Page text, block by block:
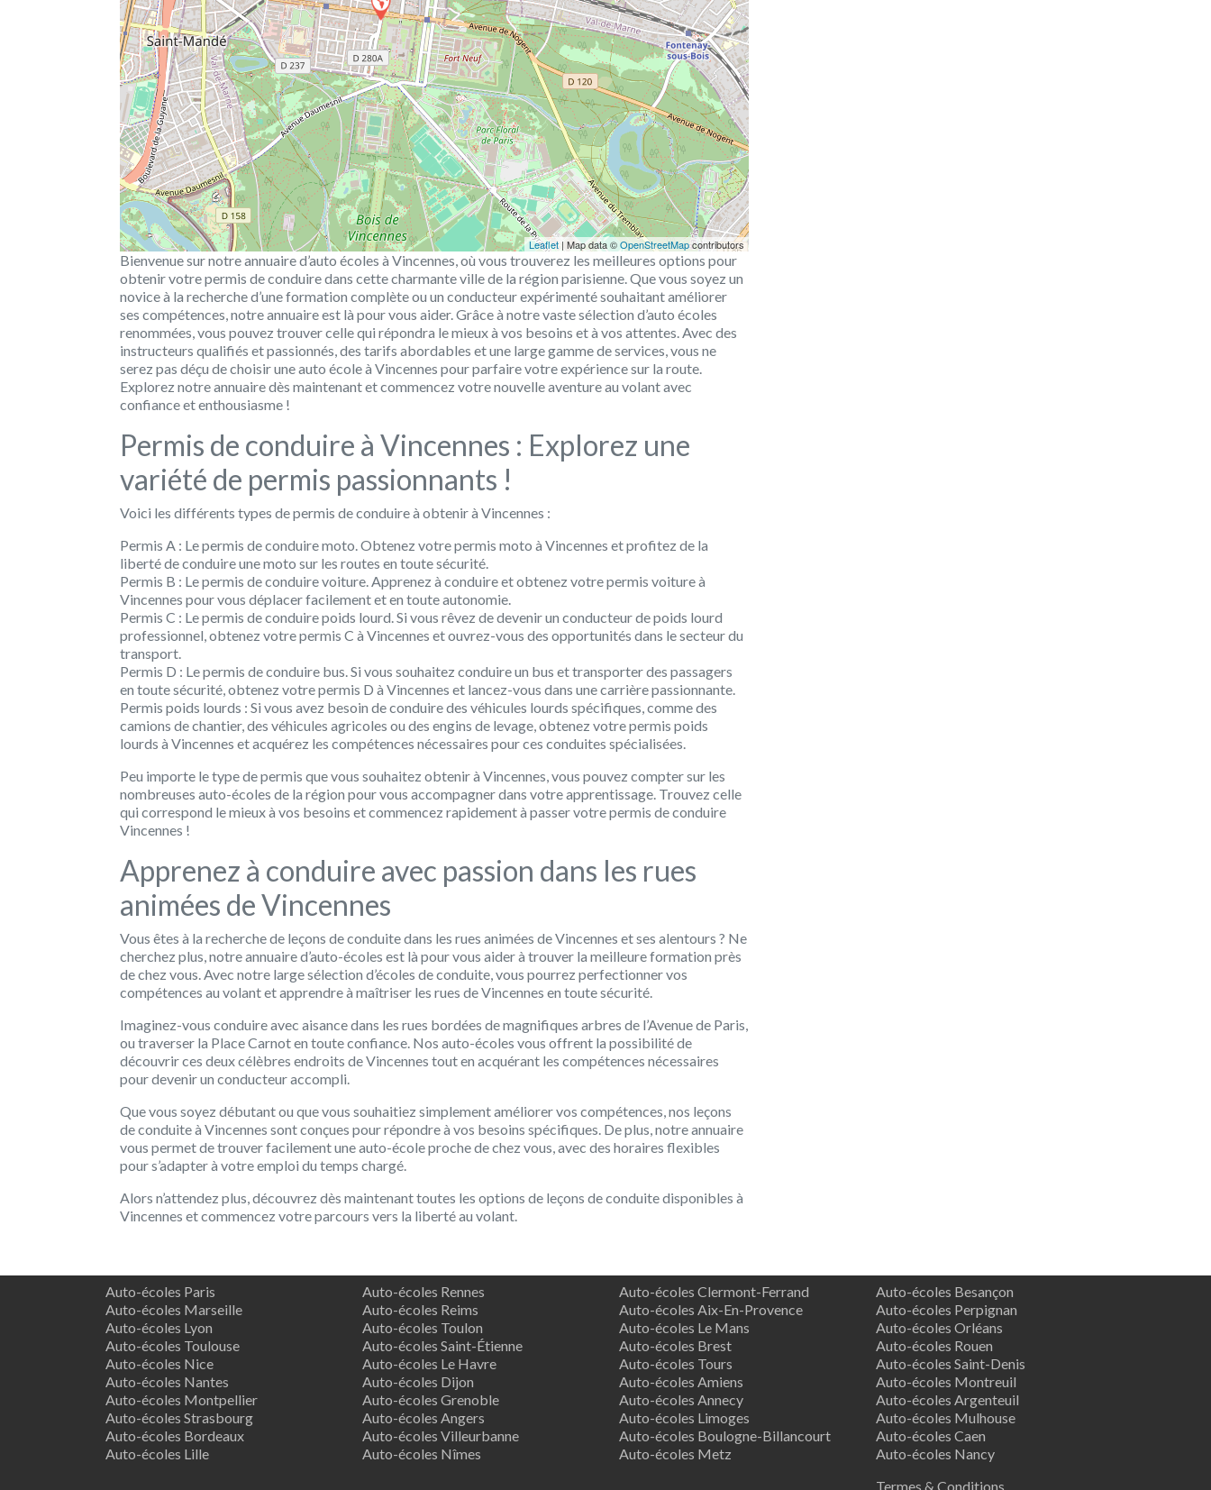
Leaflet| Map data ©OpenStreetMapcontributors
Bienvenue sur notre annuaire d’auto écoles à Vincennes, où vous trouverez les meilleures options pour
obtenir votre permis de conduire dans cette charmante ville de la région parisienne. Que vous soyez un
novice à la recherche d’une formation complète ou un conducteur expérimenté souhaitant améliorer
ses compétences, notre annuaire est là pour vous aider. Grâce à notre vaste sélection d’auto écoles
renommées, vous pouvez trouver celle qui répondra le mieux à vos besoins et à vos attentes. Avec des
instructeurs qualifiés et passionnés, des tarifs abordables et une large gamme de services, vous ne
serez pas déçu de choisir une auto école à Vincennes pour parfaire votre expérience sur la route.
Explorez notre annuaire dès maintenant et commencez votre nouvelle aventure au volant avec
confiance et enthousiasme !
Permis de conduire à Vincennes : Explorez une
variété de permis passionnants !
Voici les différents types de permis de conduire à obtenir à Vincennes :
Permis A : Le permis de conduire moto. Obtenez votre permis moto à Vincennes et profitez de la
liberté de conduire une moto sur les routes en toute sécurité.
Permis B : Le permis de conduire voiture. Apprenez à conduire et obtenez votre permis voiture à
Vincennes pour vous déplacer facilement et en toute autonomie.
Permis C : Le permis de conduire poids lourd. Si vous rêvez de devenir un conducteur de poids lourd
professionnel, obtenez votre permis C à Vincennes et ouvrez-vous des opportunités dans le secteur du
transport.
Permis D : Le permis de conduire bus. Si vous souhaitez conduire un bus et transporter des passagers
en toute sécurité, obtenez votre permis D à Vincennes et lancez-vous dans une carrière passionnante.
Permis poids lourds : Si vous avez besoin de conduire des véhicules lourds spécifiques, comme des
camions de chantier, des véhicules agricoles ou des engins de levage, obtenez votre permis poids
lourds à Vincennes et acquérez les compétences nécessaires pour ces conduites spécialisées.
Peu importe le type de permis que vous souhaitez obtenir à Vincennes, vous pouvez compter sur les
nombreuses auto-écoles de la région pour vous accompagner dans votre apprentissage. Trouvez celle
qui correspond le mieux à vos besoins et commencez rapidement à passer votre permis de conduire
Vincennes !
Apprenez à conduire avec passion dans les rues
animées de Vincennes
Vous êtes à la recherche de leçons de conduite dans les rues animées de Vincennes et ses alentours ? Ne
cherchez plus, notre annuaire d’auto-écoles est là pour vous aider à trouver la meilleure formation près
de chez vous. Avec notre large sélection d’écoles de conduite, vous pourrez perfectionner vos
compétences au volant et apprendre à maîtriser les rues de Vincennes en toute sécurité.
Imaginez-vous conduire avec aisance dans les rues bordées de magnifiques arbres de l’Avenue de Paris,
ou traverser la Place Carnot en toute confiance. Nos auto-écoles vous offrent la possibilité de
découvrir ces deux célèbres endroits de Vincennes tout en acquérant les compétences nécessaires
pour devenir un conducteur accompli.
Que vous soyez débutant ou que vous souhaitiez simplement améliorer vos compétences, nos leçons
de conduite à Vincennes sont conçues pour répondre à vos besoins spécifiques. De plus, notre annuaire
vous permet de trouver facilement une auto-école proche de chez vous, avec des horaires flexibles
pour s’adapter à votre emploi du temps chargé.
Alors n’attendez plus, découvrez dès maintenant toutes les options de leçons de conduite disponibles à
Vincennes et commencez votre parcours vers la liberté au volant.
Auto-écoles Paris
Auto-écoles Marseille
Auto-écoles Lyon
Auto-écoles Toulouse
Auto-écoles Nice
Auto-écoles Nantes
Auto-écoles Montpellier
Auto-écoles Strasbourg
Auto-écoles Bordeaux
Auto-écoles Lille
Auto-écoles Rennes
Auto-écoles Reims
Auto-écoles Toulon
Auto-écoles Saint-Étienne
Auto-écoles Le Havre
Auto-écoles Dijon
Auto-écoles Grenoble
Auto-écoles Angers
Auto-écoles Villeurbanne
Auto-écoles Nîmes
Auto-écoles Clermont-Ferrand
Auto-écoles Aix-En-Provence
Auto-écoles Le Mans
Auto-écoles Brest
Auto-écoles Tours
Auto-écoles Amiens
Auto-écoles Annecy
Auto-écoles Limoges
Auto-écoles Boulogne-Billancourt
Auto-écoles Metz
Auto-écoles Besançon
Auto-écoles Perpignan
Auto-écoles Orléans
Auto-écoles Rouen
Auto-écoles Saint-Denis
Auto-écoles Montreuil
Auto-écoles Argenteuil
Auto-écoles Mulhouse
Auto-écoles Caen
Auto-écoles Nancy
Termes & Conditions